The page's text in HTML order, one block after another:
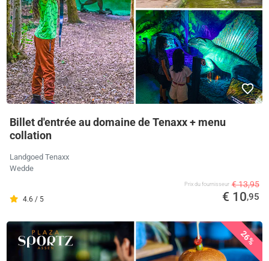
Billet d'entrée au domaine de Tenaxx + menu
collation
Landgoed Tenaxx
Wedde
4.6 / 5
Prix ​​du fournisseur € 13,95
€ 10,95
26%